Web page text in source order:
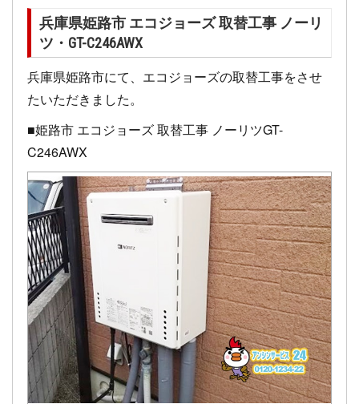
兵庫県姫路市 エコジョーズ 取替工事 ノーリ
ツ・GT-C246AWX
兵庫県姫路市にて、エコジョーズの取替工事をさせ
たいただきました。
■姫路市 エコジョーズ 取替工事 ノーリツGT-
C246AWX